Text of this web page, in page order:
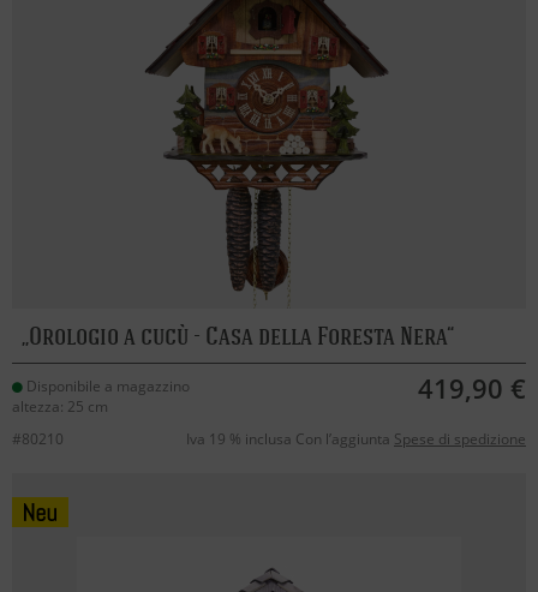
Orologio a cucù - Casa della Foresta Nera
Disponibile a magazzino
altezza: 25 cm
419,90 €
#80210 Iva 19 % inclusa Con l’aggiunta Spese di spedizione